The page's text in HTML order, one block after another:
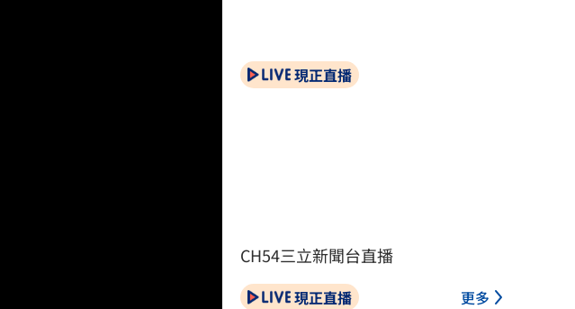
現正直播
CH54三立新聞台直播
現正直播 更多